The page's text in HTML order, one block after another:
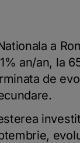
a
an/an, la
de